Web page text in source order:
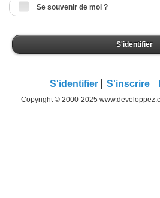
Se souvenir de moi ?
S'identifier
S'identifier S'inscrire
Copyright © 2000-2025